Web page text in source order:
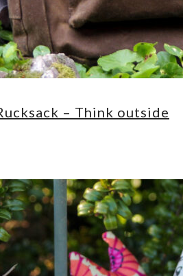
– Think outside